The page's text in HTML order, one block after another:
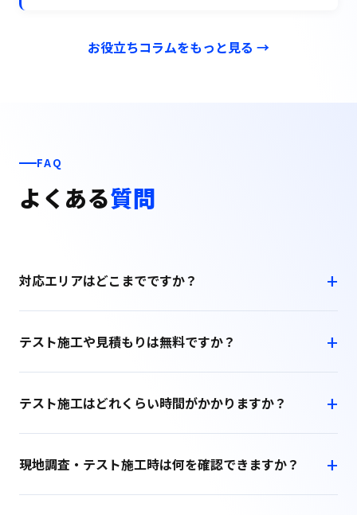
お役立ちコラムをもっと見る →
FAQ
よくある質問
対応エリアはどこまでですか？
テスト施工や見積もりは無料ですか？
テスト施工はどれくらい時間がかかりますか？
現地調査・テスト施工時は何を確認できますか？